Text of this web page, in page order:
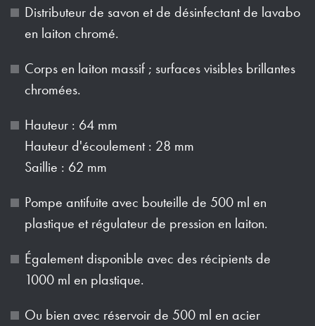
Distributeur de savon et de désinfectant de lavabo
en laiton chromé.
Corps en laiton massif ; surfaces visibles brillantes
chromées.
Hauteur : 64 mm
Hauteur d'écoulement : 28 mm
Saillie : 62 mm
Pompe antifuite avec bouteille de 500 ml en
plastique et régulateur de pression en laiton.
Également disponible avec des récipients de
1000 ml en plastique.
Ou bien avec réservoir de 500 ml en acier